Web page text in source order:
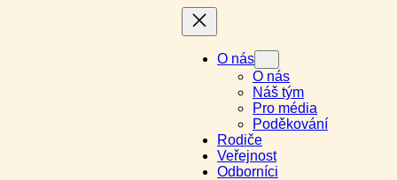
O nás
O nás
Náš tým
Pro média
Poděkování
Rodiče
Veřejnost
Odborníci